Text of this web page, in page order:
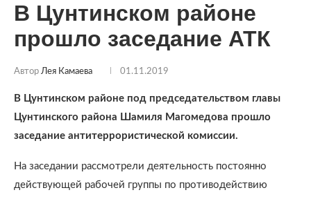
В Цунтинском районе
прошло заседание АТК
Автор Лея Камаева 01.11.2019
В Цунтинском районе под председательством главы
Цунтинского района Шамиля Магомедова прошло
заседание антитеррористической комиссии.
На заседании рассмотрели деятельность постоянно
действующей рабочей группы по противодействию